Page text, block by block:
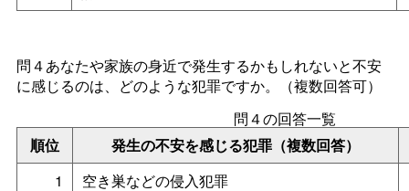
問４あなたや家族の身近で発生するかもしれないと不安
に感じるのは、どのような犯罪ですか。（複数回答可）
順位 発生の不安を感じる犯罪（複数回答）
問４の回答一覧
1
空き巣などの侵入犯罪